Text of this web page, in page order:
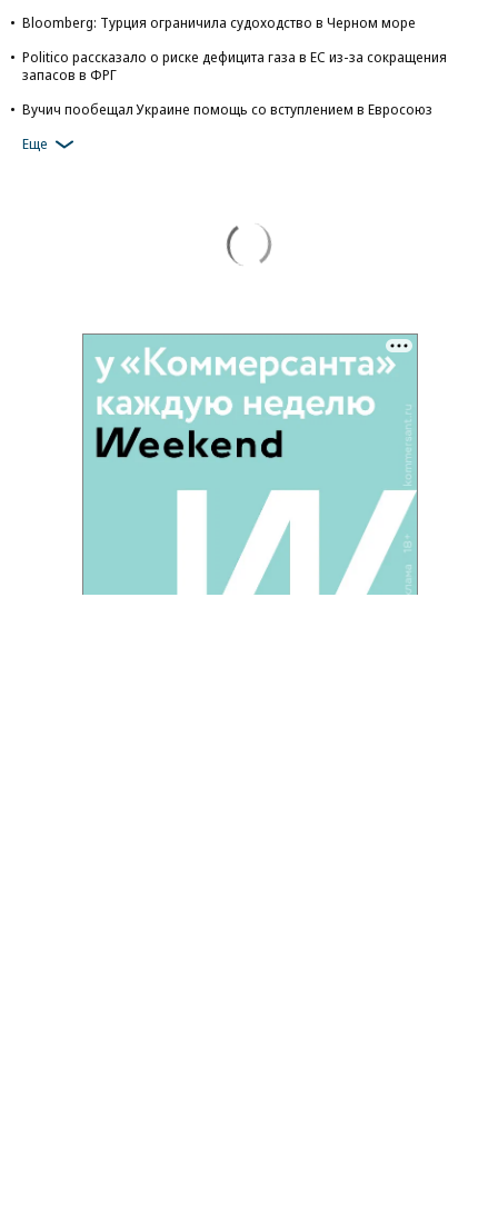
Bloomberg: Турция ограничила судоходство в Черном море
Politico рассказало о риске дефицита газа в ЕС из-за сокращения
запасов в ФРГ
Вучич пообещал Украине помощь со вступлением в Евросоюз
Еще